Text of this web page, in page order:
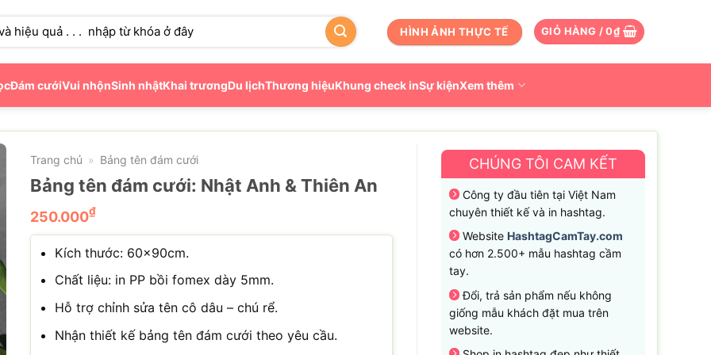
HÌNH ẢNH THỰC TẾ GIỎ HÀNG /0₫
Đám cướiVui nhộnSinh nhậtKhai trươngDu lịchThương hiệuKhung check inSự kiệnXem thêm
Trang chủ » Bảng tên đám cưới
Bảng tên đám cưới: Nhật Anh & Thiên An
250.000₫
Kích thước: 60x90cm.
Chất liệu: in PP bồi fomex dày 5mm.
Hỗ trợ chỉnh sửa tên cô dâu – chú rể.
Nhận thiết kế bảng tên đám cưới theo yêu cầu.
CHÚNG TÔI CAM KẾT
Công ty đầu tiên tại Việt Nam
chuyên thiết kế và in hashtag.
Website HashtagCamTay.com
có hơn 2.500+ mẫu hashtag cầm
tay.
Đổi, trả sản phẩm nếu không
giống mẫu khách đặt mua trên
website.